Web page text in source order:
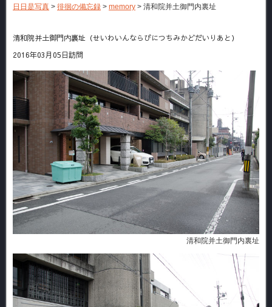
日日是写真 > 徘徊の備忘録 > memory > 清和院并土御門内裏址
清和院并土御門内裏址（せいわいんならびにつちみかどだいりあと）
2016年03月05日訪問
清和院并土御門内裏址